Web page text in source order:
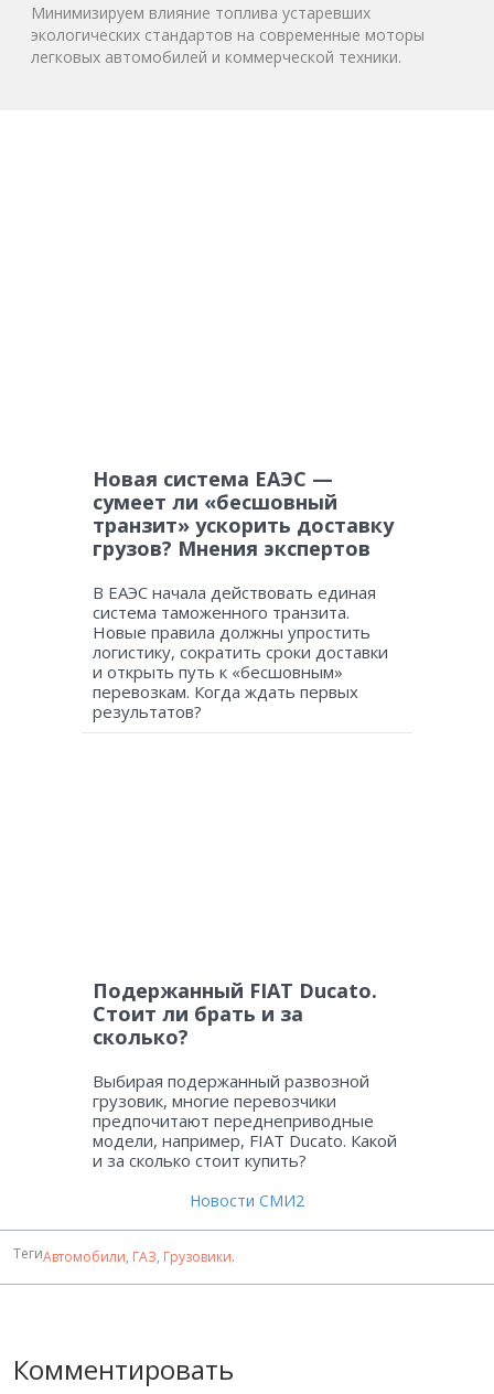
Минимизируем влияние топлива устаревших
экологических стандартов на современные моторы
легковых автомобилей и коммерческой техники.
Новая система ЕАЭС —
сумеет ли «бесшовный
транзит» ускорить доставку
грузов? Мнения экспертов
В ЕАЭС начала действовать единая
система таможенного транзита.
Новые правила должны упростить
логистику, сократить сроки доставки
и открыть путь к «бесшовным»
перевозкам. Когда ждать первых
результатов?
Подержанный FIAT Ducato.
Стоит ли брать и за
сколько?
Выбирая подержанный развозной
грузовик, многие перевозчики
предпочитают переднеприводные
модели, например, FIAT Ducato. Какой
и за сколько стоит купить?
Новости СМИ2
ТегиАвтомобили, ГАЗ, Грузовики.
Комментировать